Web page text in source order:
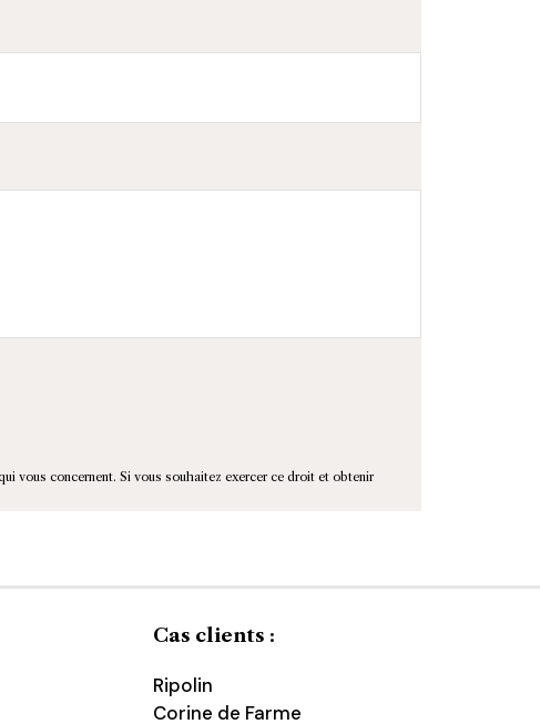
vous concernent. Si vous souhaitez exercer ce droit et obtenir
Cas clients :
Ripolin
Corine de Farme